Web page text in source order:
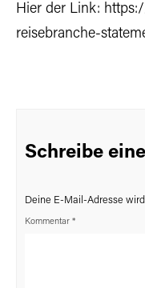
Hier der Link:
reisebranche-
Schreibe
Deine E-Mail-Adresse
Kommentar*